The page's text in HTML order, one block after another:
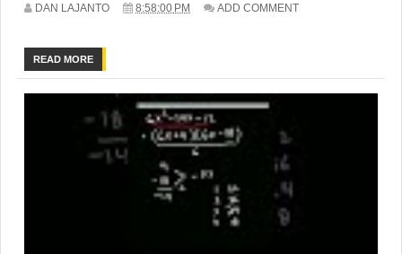
DAN LAJANTO 8:58:00 PM ADD COMMENT
READ MORE